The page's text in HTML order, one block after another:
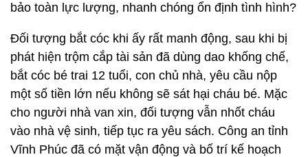
bảo toàn lực lượng, nhanh chóng ổn định tình hình?
Đối tượng bắt cóc khi ấy rất manh động, sau khi bị
phát hiện trộm cắp tài sản đã dùng dao khống chế,
bắt cóc bé trai 12 tuổi, con chủ nhà, yêu cầu nộp
một số tiền lớn nếu không sẽ sát hại cháu bé. Mặc
cho người nhà van xin, đối tượng vẫn nhốt cháu
vào nhà vệ sinh, tiếp tục ra yêu sách. Công an tỉnh
Vĩnh Phúc đã có mặt vận động và bố trí kế hoạch